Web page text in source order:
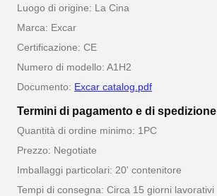
Luogo di origine: La Cina
Marca: Excar
Certificazione: CE
Numero di modello: A1H2
Documento: Excar catalog.pdf
Termini di pagamento e di spedizione
Quantità di ordine minimo: 1PC
Prezzo: Negotiate
Imballaggi particolari: 20' contenitore
Tempi di consegna: Circa 15 giorni lavorativi